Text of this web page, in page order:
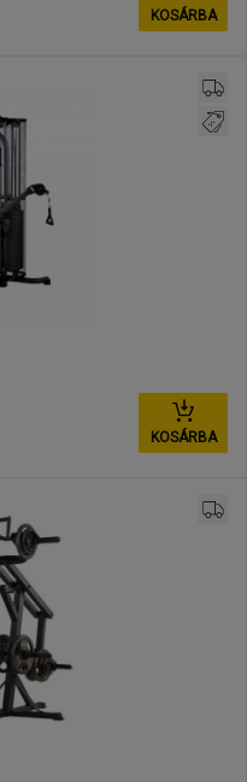
KOSÁRBA
KOSÁRBA